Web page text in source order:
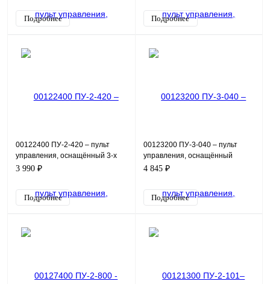
Подробнее Подробнее
00122400 ПУ-2-420 – пульт
управления, оснащённый 3-х
позиционным переключателем
3 990 ₽
Подробнее
00123200 ПУ-3-040 – пульт
управления, оснащённый
кнопками пуск, стоп, 2-х
4 845 ₽
Подробнее